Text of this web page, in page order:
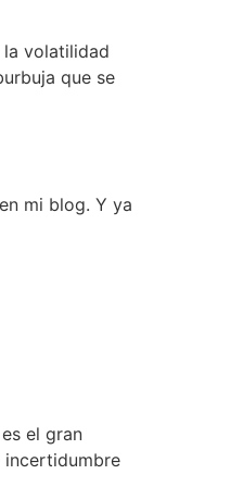
la volatilidad
que se
mi blog. Y ya
el gran
incertidumbre